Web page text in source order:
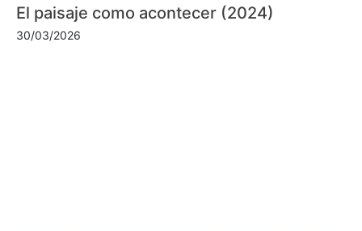
El paisaje como acontecer (2024)
30/03/2026